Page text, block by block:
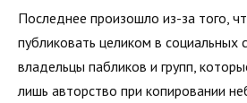
Последнее произошло из-за того,
публиковать целиком в социальных
владельцы пабликов и групп,
лишь авторство при копировании